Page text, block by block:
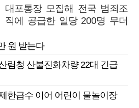
대포통장 모집해 전국 범죄조
직에 공급한 일당 200명 무더
원 받는다
림청 산불진화차량 22대 긴급
한급수 이어 어린이 물놀이장